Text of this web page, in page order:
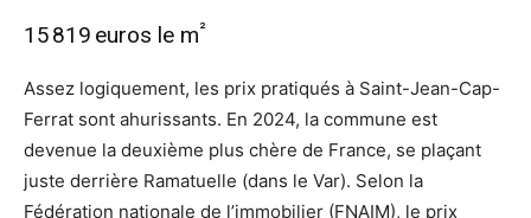
15 819 euros le m²
Assez logiquement, les prix pratiqués à Saint-Jean-Cap-
Ferrat sont ahurissants. En 2024, la commune est
devenue la deuxième plus chère de France, se plaçant
juste derrière Ramatuelle (dans le Var). Selon la
Fédération nationale de l’immobilier (FNAIM), le prix